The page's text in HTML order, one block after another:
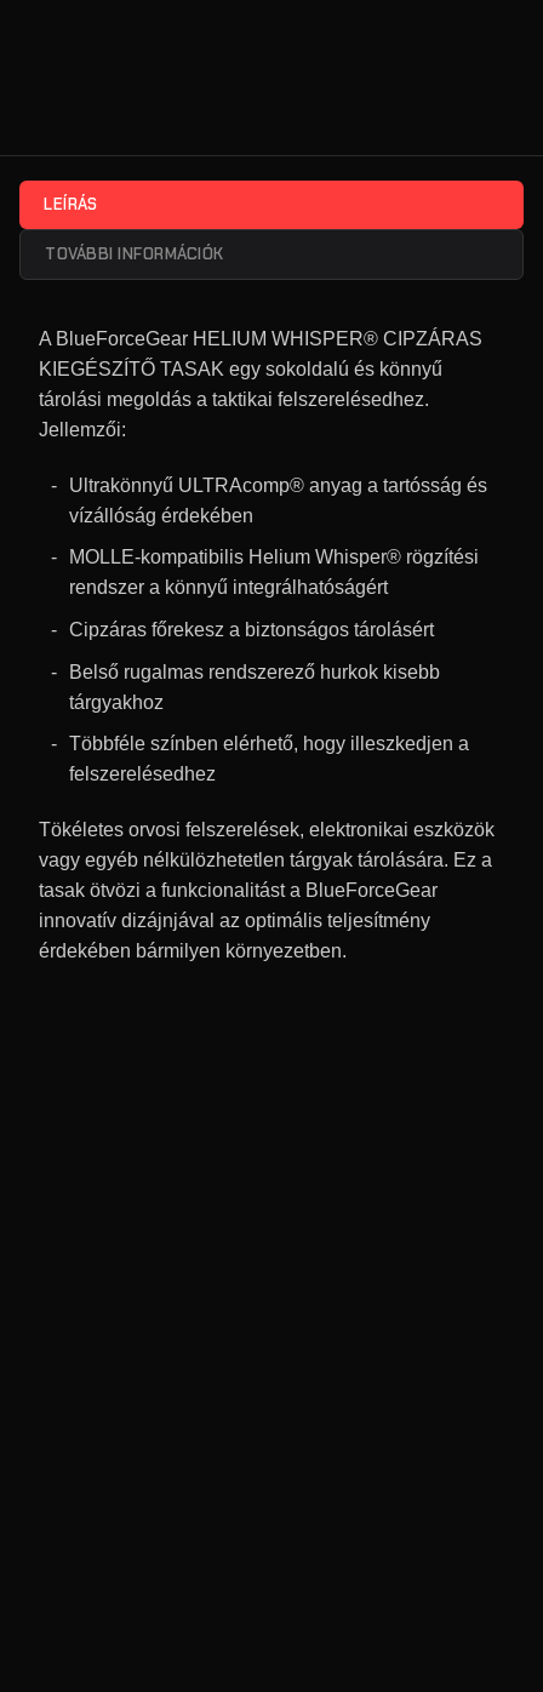
LEÍRÁS
TOVÁBBI INFORMÁCIÓK
A BlueForceGear HELIUM WHISPER® CIPZÁRAS
KIEGÉSZÍTŐ TASAK egy sokoldalú és könnyű
tárolási megoldás a taktikai felszerelésedhez.
Jellemzői:
Ultrakönnyű ULTRAcomp® anyag a tartósság és
vízállóság érdekében
MOLLE-kompatibilis Helium Whisper® rögzítési
rendszer a könnyű integrálhatóságért
Cipzáras főrekesz a biztonságos tárolásért
Belső rugalmas rendszerező hurkok kisebb
tárgyakhoz
Többféle színben elérhető, hogy illeszkedjen a
felszerelésedhez
Tökéletes orvosi felszerelések, elektronikai eszközök
vagy egyéb nélkülözhetetlen tárgyak tárolására. Ez a
tasak ötvözi a funkcionalitást a BlueForceGear
innovatív dizájnjával az optimális teljesítmény
érdekében bármilyen környezetben.